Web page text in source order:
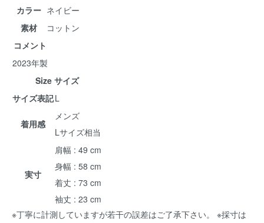
カラー ネイビー
素材
コットン
コメント
2023年製
Size サイズ
サイズ表記L
着用感
メンズ
Lサイズ相当
実寸
肩幅 : 49 cm
身幅 : 58 cm
着丈 : 73 cm
袖丈 : 23 cm
※丁寧に計測していますが若干の誤差はご了承下さい。 ※採寸は